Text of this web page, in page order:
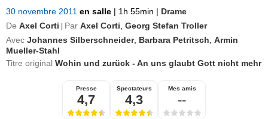
30 novembre 2011 en salle | 1h 55min | Drame
De Axel Corti Par Axel Corti Georg Stefan Troller
Avec Johannes Silberschneider, Barbara Petritsch Armin
Mueller-Stahl
Titre original Wohin und zurück - An uns glaubt Gott nicht mehr
Presse
4,7
Spectateurs
4,3
Mes amis
--